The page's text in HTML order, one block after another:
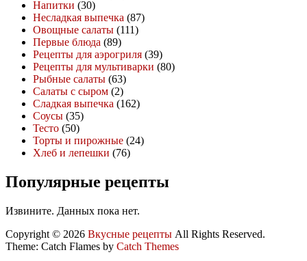
Напитки (30)
Несладкая выпечка (87)
Овощные салаты (111)
Первые блюда (89)
Рецепты для аэрогриля (39)
Рецепты для мультиварки (80)
Рыбные салаты (63)
Салаты с сыром (2)
Сладкая выпечка (162)
Соусы (35)
Тесто (50)
Торты и пирожные (24)
Хлеб и лепешки (76)
Популярные рецепты
Извините. Данных пока нет.
Copyright © 2026 Вкусные рецепты All Rights Reserved.
Theme: Catch Flames by Catch Themes